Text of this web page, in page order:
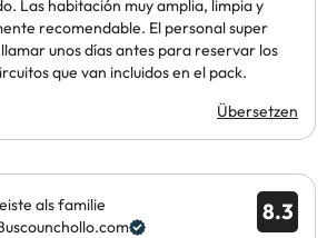
Las habitación muy amplia, limpia y
recomendable. El personal super
unos días antes para reservar los
que van incluidos en el pack.
Übersetzen
8.3
als familie